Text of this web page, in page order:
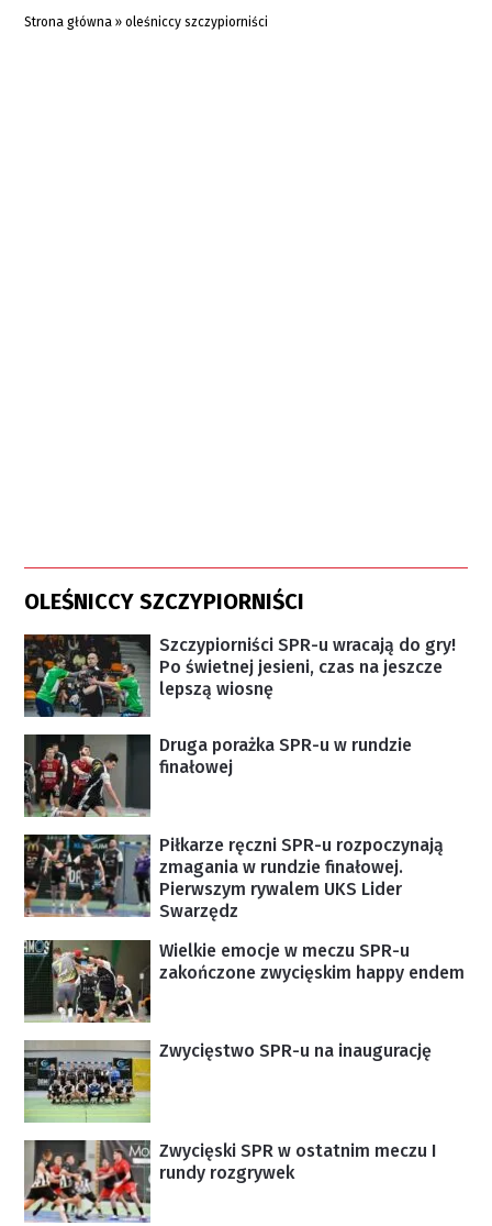
Strona główna »oleśniccy szczypiorniści
OLEŚNICCY SZCZYPIORNIŚCI
Szczypiorniści SPR-u wracają do gry!
Po świetnej jesieni, czas na jeszcze
lepszą wiosnę
Druga porażka SPR-u w rundzie
finałowej
Piłkarze ręczni SPR-u rozpoczynają
zmagania w rundzie finałowej.
Pierwszym rywalem UKS Lider
Swarzędz
Wielkie emocje w meczu SPR-u
zakończone zwycięskim happy endem
Zwycięstwo SPR-u na inaugurację
Zwycięski SPR w ostatnim meczu I
rundy rozgrywek